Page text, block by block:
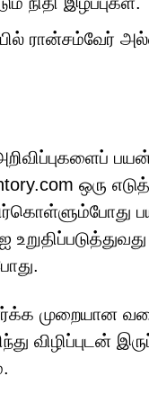
ரான்சம்வேர்
ஒரு
முறையான
விழிப்புடன்